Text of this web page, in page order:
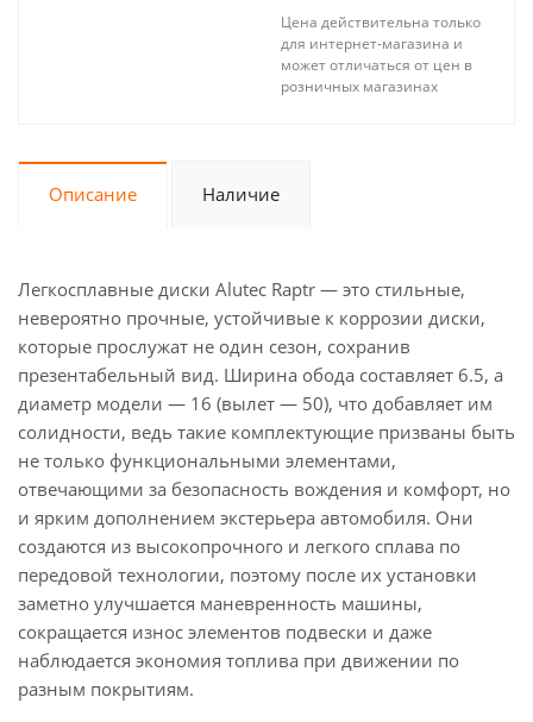
Цена действительна только
для интернет-магазина и
может отличаться от цен в
розничных магазинах
Описание Наличие
Легкосплавные диски Alutec Raptr — это стильные,
невероятно прочные, устойчивые к коррозии диски,
которые прослужат не один сезон, сохранив
презентабельный вид. Ширина обода составляет 6.5, а
диаметр модели — 16 (вылет — 50), что добавляет им
солидности, ведь такие комплектующие призваны быть
не только функциональными элементами,
отвечающими за безопасность вождения и комфорт, но
и ярким дополнением экстерьера автомобиля. Они
создаются из высокопрочного и легкого сплава по
передовой технологии, поэтому после их установки
заметно улучшается маневренность машины,
сокращается износ элементов подвески и даже
наблюдается экономия топлива при движении по
разным покрытиям.